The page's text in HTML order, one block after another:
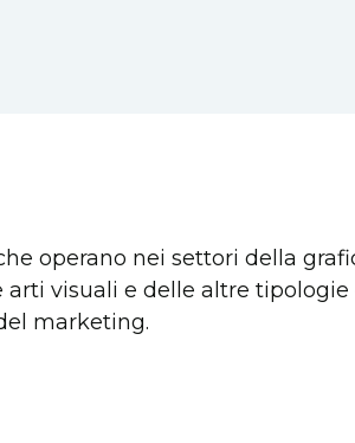
operano nei settori della
visuali e delle altre
marketing.